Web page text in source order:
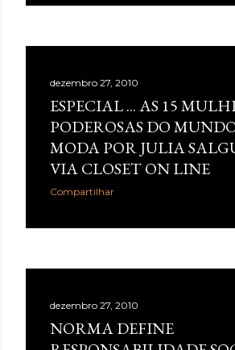
dezembro 27, 2010
ESPECIAL ... AS 15
PODEROSAS DO
MODA POR JULIA
VIA CLOSET ON LINE
Compartilhar
dezembro 27, 2010
NORMA DEFINE